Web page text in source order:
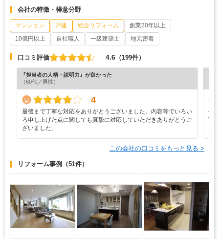
会社の特徴・得意分野
マンション 戸建 総合リフォーム
創業20年以上
10億円以上
自社職人 一級建築士 地元密着
口コミ評価 4.6 （199件）
『担当者の人柄・説明力』が良かった
（60代／男性）
4
最後まで丁寧な対応をありがとうございました。内容等でいろい
ろ申し上げた点に関しても真摯に対応していただきありがとうご
ざいました。
仕
下
な
この会社の口コミをもっと見る >
リフォーム事例 （51件）